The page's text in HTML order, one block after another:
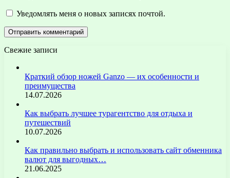
Уведомлять меня о новых записях почтой.
Свежие записи
Краткий обзор ножей Ganzo — их особенности и
преимущества
14.07.2026
Как выбрать лучшее турагентство для отдыха и
путешествий
10.07.2026
Как правильно выбрать и использовать сайт обменника
валют для выгодных…
21.06.2025